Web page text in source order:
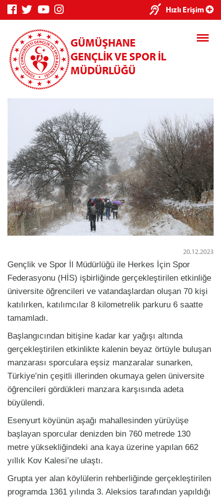
Hızlı Erişim
GÜMÜŞHANE
GENÇLİK VE SPOR İL
MÜDÜRLÜĞÜ
20.12.2023
Gençlik ve Spor İl Müdürlüğü ile Herkes İçin Spor
Federasyonu (HİS) işbirliğinde gerçekleştirilen etkinliğe
üniversite öğrencileri ve vatandaşlardan oluşan 70 kişi
katılırken, katılımcılar 8 kilometrelik parkuru 6 saatte
tamamladı.
Başlangıcından bitişine kadar kar yağışı altında
gerçekleştirilen etkinlikte kalenin beyaz örtüyle buluşan
manzarası sporculara eşsiz manzaralar sunarken,
Türkiye’nin çeşitli illerinden okumaya gelen üniversite
öğrencileri gördükleri manzara karşısında adeta
büyülendi.
Esenyurt köyünün aşağı mahallesinden yürüyüşe
başlayan sporcular denizden bin 760 metrede 130
metre yüksekliğindeki ana kaya üzerine yapılan 662
yıllık Kov Kalesi’ne ulaştı.
Grupta yer alan köylülerin rehberliğinde gerçekleştirilen
programda 1361 yılında 3. Aleksios tarafından yapıldığı
×
Sistemi
Sistemi
Kredi/Yurt
İşlemleri
Kredi/Yurt E-
Ödeme